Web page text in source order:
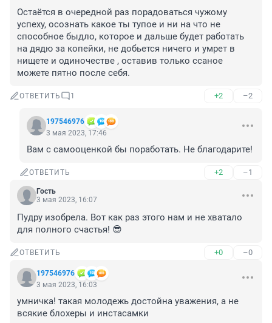
Остаётся в очередной раз порадоваться чужому
успеху, осознать какое ты тупое и ни на что не
способное быдло, которое и дальше будет работать
на дядю за копейки, не добьется ничего и умрет в
нищете и одиночестве , оставив только ссаное
можете пятно после себя.
ОТВЕТИТЬ 1 +2 –2
197546976
3 мая 2023, 17:46
Вам с самооценкой бы поработать. Не благодарите!
ОТВЕТИТЬ +2 –1
Гость
3 мая 2023, 16:07
Пудру изобрела. Вот как раз этого нам и не хватало
для полного счастья! 😎
ОТВЕТИТЬ +0 –0
197546976
3 мая 2023, 16:03
умничка! такая молодежь достойна уважения, а не
всякие блохеры и инстасамки